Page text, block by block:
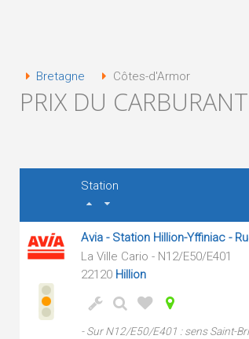
Bretagne Côtes-d'Armor
PRIX DU
Station
Avia - Station Hillion-Yffiniac -
La Ville Cario - N12/E50/E401
22120 Hillion
- Sur N12/E50/E401 : sens Saint-